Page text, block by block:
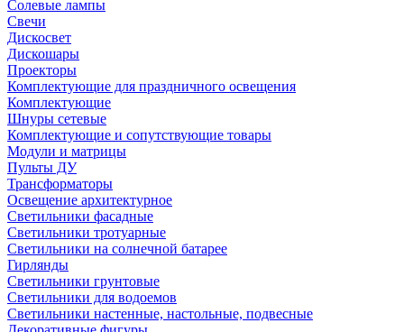
Солевые лампы
Свечи
Дискосвет
Дискошары
Проекторы
Комплектующие для праздничного освещения
Комплектующие
Шнуры сетевые
Комплектующие и сопутствующие товары
Модули и матрицы
Пульты ДУ
Трансформаторы
Освещение архитектурное
Светильники фасадные
Светильники тротуарные
Светильники на солнечной батарее
Гирлянды
Светильники грунтовые
Светильники для водоемов
Светильники настенные, настольные, подвесные